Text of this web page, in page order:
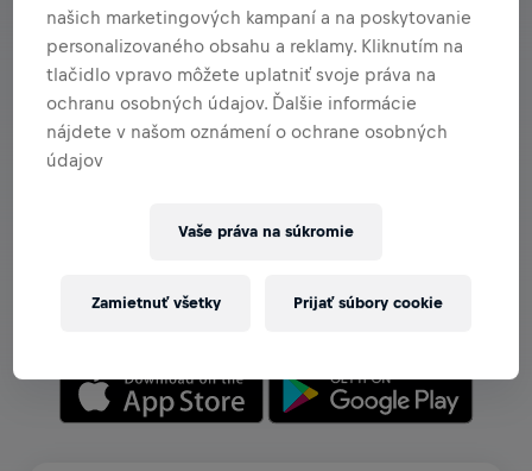
ZOBRAZ TÍMY V APLIKÁCII
oslavuj spoločne.
našich marketingových kampaní a na poskytovanie
personalizovaného obsahu a reklamy. Kliknutím na
tlačidlo vpravo môžete uplatniť svoje práva na
ochranu osobných údajov. Ďalšie informácie
nájdete v našom oznámení o ochrane osobných
údajov
Vaše práva na súkromie
Zamietnuť všetky Prijať súbory cookie